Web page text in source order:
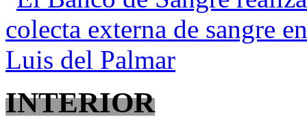
INTERIOR